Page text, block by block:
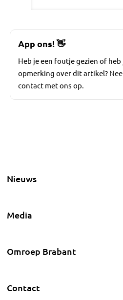
App ons!👋
Heb je een foutje gezien of heb
opmerking over dit artikel?
contact met ons op.
Nieuws
Media
Omroep Brabant
Contact